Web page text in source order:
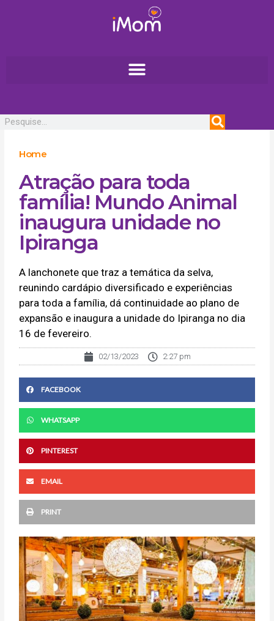
Home
Atração para toda
família! Mundo Animal
inaugura unidade no
Ipiranga
A lanchonete que traz a temática da selva,
reunindo cardápio diversificado e experiências
para toda a família, dá continuidade ao plano de
expansão e inaugura a unidade do Ipiranga no dia
16 de fevereiro.
02/13/2023 2:27 pm
FACEBOOK
WHATSAPP
PINTEREST
EMAIL
PRINT